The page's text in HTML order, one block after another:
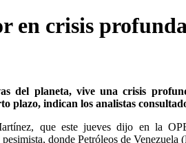
en crisis
del planeta, vive una crisis
plazo, indican los analistas
que este jueves dijo en la
donde Petróleos de Venezuela